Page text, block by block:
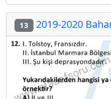
13 2019-2020